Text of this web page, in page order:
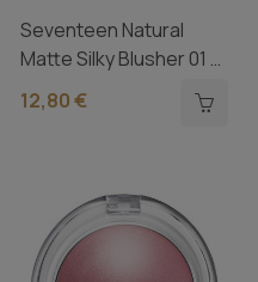
Seventeen Natural
Matte Silky Blusher 01 -
Pale...
12,80 €